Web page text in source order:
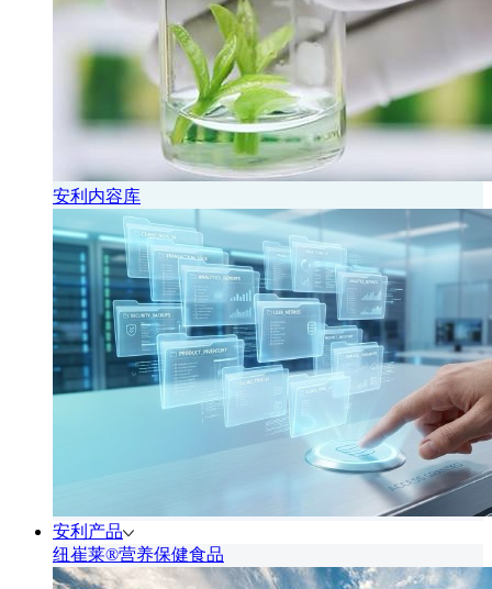
安利内容库
安利产品
纽崔莱®营养保健食品